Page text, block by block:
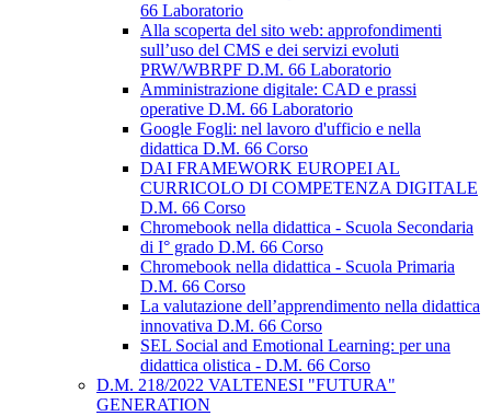
66 Laboratorio
Alla scoperta del sito web: approfondimenti
sull’uso del CMS e dei servizi evoluti
PRW/WBRPF D.M. 66 Laboratorio
Amministrazione digitale: CAD e prassi
operative D.M. 66 Laboratorio
Google Fogli: nel lavoro d'ufficio e nella
didattica D.M. 66 Corso
DAI FRAMEWORK EUROPEI AL
CURRICOLO DI COMPETENZA DIGITALE
D.M. 66 Corso
Chromebook nella didattica - Scuola Secondaria
di I° grado D.M. 66 Corso
Chromebook nella didattica - Scuola Primaria
D.M. 66 Corso
La valutazione dell’apprendimento nella didattica
innovativa D.M. 66 Corso
SEL Social and Emotional Learning: per una
didattica olistica - D.M. 66 Corso
D.M. 218/2022 VALTENESI "FUTURA"
GENERATION